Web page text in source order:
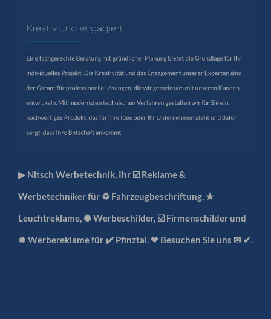
▶︎ Nitsch Werbetechnik, Ihr ☑️ Reklame &
Werbetechniker für ♻ Fahrzeugbeschriftung, ★
Leuchtreklame, ✺ Werbeschilder, ☑️ Firmenschilder und
✹ Werbereklame für ✔️ Pfinztal. ❤ Besuchen Sie uns ✉ ✔.